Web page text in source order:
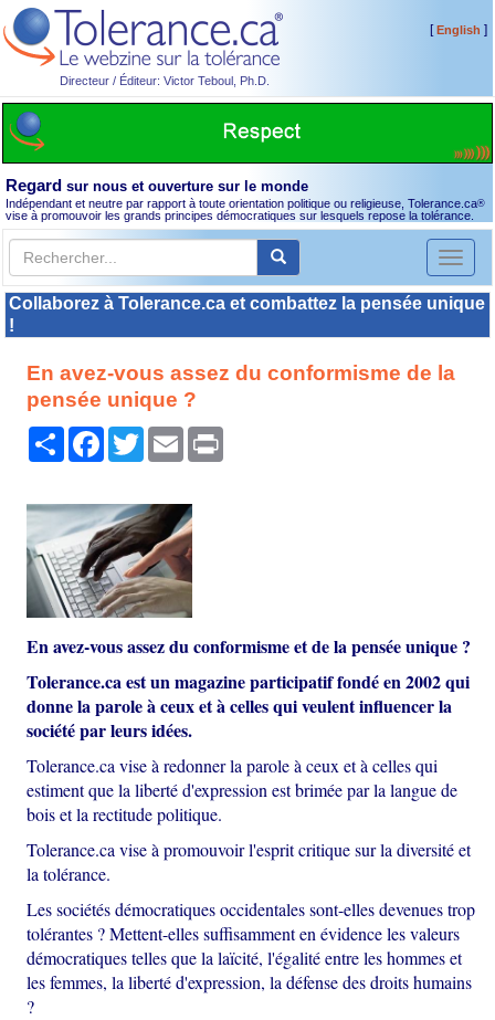
Directeur / Éditeur: Victor Teboul, Ph.D.
[English ]
Regard sur nous et ouverture sur le monde
Indépendant et neutre par rapport à toute orientation politique ou religieuse, Tolerance.ca®
vise à promouvoir les grands principes démocratiques sur lesquels repose la tolérance.
Toggle
Collaborez à Tolerance.ca et combattez la pensée unique
!
En avez-vous assez du conformisme de la
pensée unique ?
PartagerFacebook
TwitterEmail
En avez-vous assez du conformisme et de la pensée unique ?
Tolerance.ca est un magazine participatif fondé en 2002 qui
donne la parole à ceux et à celles qui veulent influencer la
société par leurs idées.
Tolerance.ca vise à redonner la parole à ceux et à celles qui
estiment que la liberté d'expression est brimée par la langue de
bois et la rectitude politique.
Tolerance.ca vise à promouvoir l'esprit critique sur la diversité et
la tolérance.
Les sociétés démocratiques occidentales sont-elles devenues trop
tolérantes ? Mettent-elles suffisamment en évidence les valeurs
démocratiques telles que la laïcité, l'égalité entre les hommes et
les femmes, la liberté d'expression, la défense des droits humains
?